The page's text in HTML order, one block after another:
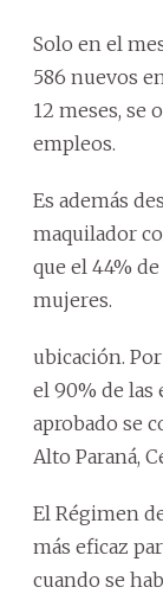
Solo en el
586 nuevos
12 meses, se
empleos.
Es además
maquilador
que el 44%
mujeres.
ubicación.
el 90% de las
aprobado se
Alto Paraná,
El Régimen
más eficaz
cuando se